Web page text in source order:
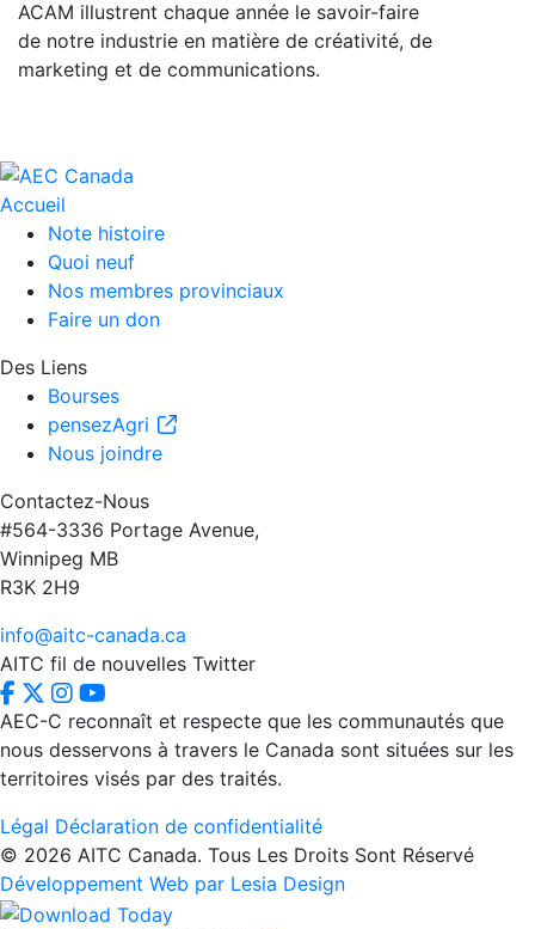
ACAM illustrent chaque année le savoir-faire
de notre industrie en matière de créativité, de
marketing et de communications.
Accueil
Note histoire
Quoi neuf
Nos membres provinciaux
Faire un don
Des Liens
Bourses
pensezAgri
Nous joindre
Contactez-Nous
#564-3336 Portage Avenue,
Winnipeg MB
R3K 2H9
info@aitc-canada.ca
AITC fil de nouvelles Twitter
AEC-C reconnaît et respecte que les communautés que
nous desservons à travers le Canada sont situées sur les
territoires visés par des traités.
Légal Déclaration de confidentialité
© 2026 AITC Canada. Tous Les Droits Sont Réservé
Développement Web par Lesia Design